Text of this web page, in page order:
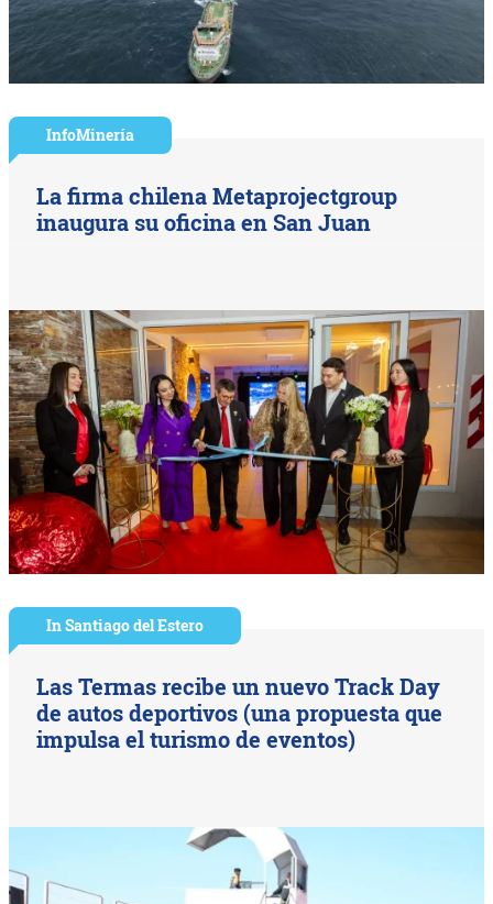
InfoMinería
La firma chilena Metaprojectgroup
inaugura su oficina en San Juan
In Santiago del Estero
Las Termas recibe un nuevo Track Day
de autos deportivos (una propuesta que
impulsa el turismo de eventos)